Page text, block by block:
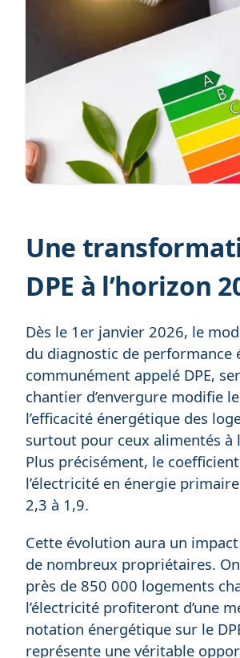
Une
DPE à l’horizon
Dès le 1er janvier 2026, le
du diagnostic de performance
communément appelé DPE,
chantier d’envergure modifie
l’efficacité énergétique des
surtout pour ceux alimentés à
Plus précisément, le
l’électricité en énergie
2,3 à 1,9.
Cette évolution aura un
de nombreux propriétaires.
près de 850 000 logements
l’électricité profiteront d’une
notation énergétique sur le
représente une véritable